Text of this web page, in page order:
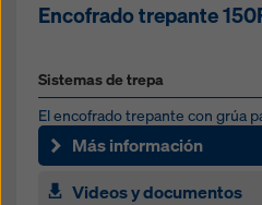
Encofrado trepante
Sistemas de trepa
El encofrado trepante con grúa
muros verticales
Más información
Videos y documentos